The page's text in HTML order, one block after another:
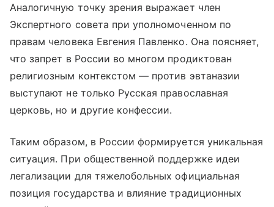
Аналогичную точку зрения выражает член
Экспертного совета при уполномоченном по
правам человека Евгения Павленко. Она поясняет,
что запрет в России во многом продиктован
религиозным контекстом — против эвтаназии
выступают не только Русская православная
церковь, но и другие конфессии.
Таким образом, в России формируется уникальная
ситуация. При общественной поддержке идеи
легализации для тяжелобольных официальная
позиция государства и влияние традиционных